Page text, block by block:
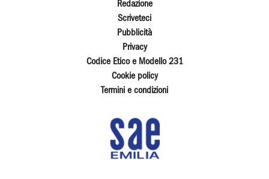
Redazione
Scriveteci
Pubblicità
Privacy
Codice Etico e Modello 231
Cookie policy
Termini e condizioni